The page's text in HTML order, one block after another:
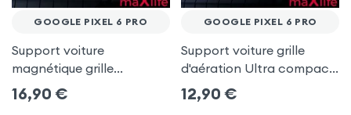
GOOGLE PIXEL 6 PRO
Support voiture
magnétique grille
d'aération - maXlife pour
Google Pixel 6 Pro
16,90 €
GOOGLE PIXEL 6 PRO
Support voiture grille
d'aération Ultra compact
pour Google Pixel 6 Pro
12,90 €